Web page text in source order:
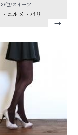
他/スイーツ
エルメ・パリ